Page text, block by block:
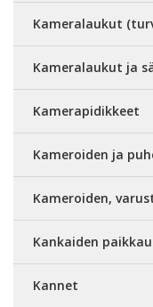
Kameralaukut
Kameralaukut ja
Kamerapidikkeet
Kameroiden ja
Kameroiden,
Kankaiden
Kannet